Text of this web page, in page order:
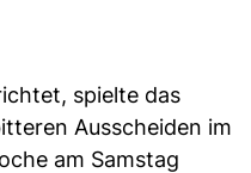
spielte das
Ausscheiden im
am Samstag